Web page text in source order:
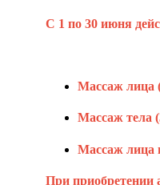
С 1 по 30 июня
Массаж лица
Массаж тела
Массаж лица
При приобретении